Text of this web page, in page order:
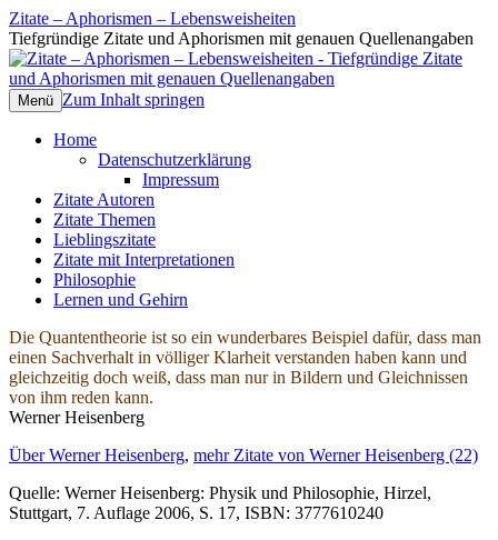
Zitate – Aphorismen – Lebensweisheiten
Tiefgründige Zitate und Aphorismen mit genauen Quellenangaben
Menü Zum Inhalt springen
Home
Datenschutzerklärung
Impressum
Zitate Autoren
Zitate Themen
Lieblingszitate
Zitate mit Interpretationen
Philosophie
Lernen und Gehirn
Die Quantentheorie ist so ein wunderbares Beispiel dafür, dass man
einen Sachverhalt in völliger Klarheit verstanden haben kann und
gleichzeitig doch weiß, dass man nur in Bildern und Gleichnissen
von ihm reden kann.
Werner Heisenberg
Über Werner Heisenberg, mehr Zitate von Werner Heisenberg (22)
Quelle: Werner Heisenberg: Physik und Philosophie, Hirzel,
Stuttgart, 7. Auflage 2006, S. 17, ISBN: 3777610240